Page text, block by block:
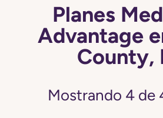
Planes
Advantage
County,
Mostrando 4 de